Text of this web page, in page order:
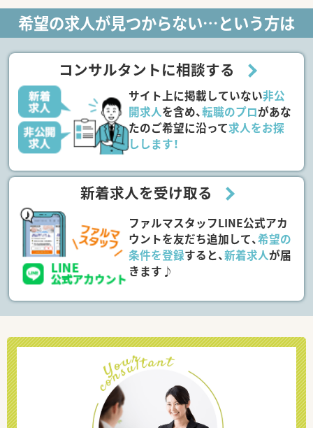
希望の求人が見つからない…という方は
コンサルタントに相談する
サイト上に掲載していない非公
開求人を含め、転職のプロがあな
たのご希望に沿って求人をお探
しします！
新着求人を受け取る
ファルマスタッフLINE公式アカ
ウントを友だち追加して、希望の
条件を登録すると、新着求人が届
きます♪